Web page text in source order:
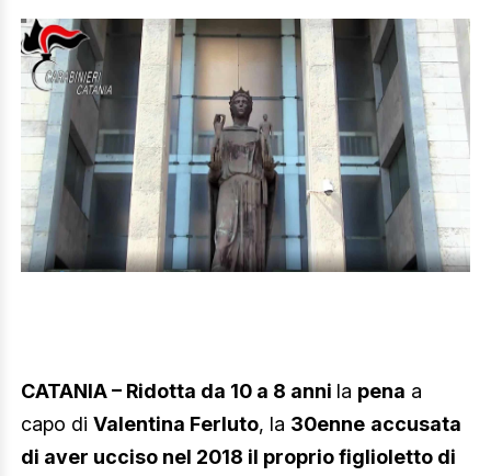
CATANIA – Ridotta da 10 a 8 anni la pena a
capo di Valentina Ferluto, la 30enne accusata
di aver ucciso nel 2018 il proprio figlioletto di